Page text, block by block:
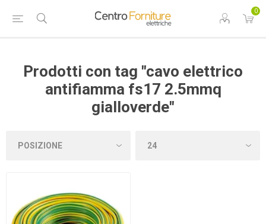
0
Prodotti con tag "cavo elettrico
antifiamma fs17 2.5mmq
gialloverde"